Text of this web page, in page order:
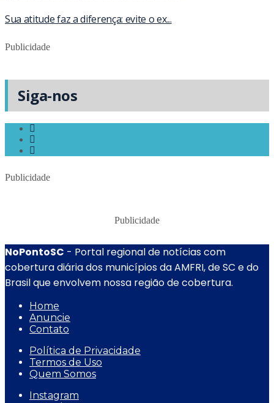
Sua atitude faz a diferença: evite o ex...
Publicidade
Siga-nos
Publicidade
Publicidade
NoPontoSC - Portal regional de notícias com
cobertura diária dos municípios da AMFRI, de SC e do
Brasil que envolvem nossa região de cobertura.
Home
Anuncie
Contato
Política de Privacidade
Termos de Uso
Quem Somos
Instagram